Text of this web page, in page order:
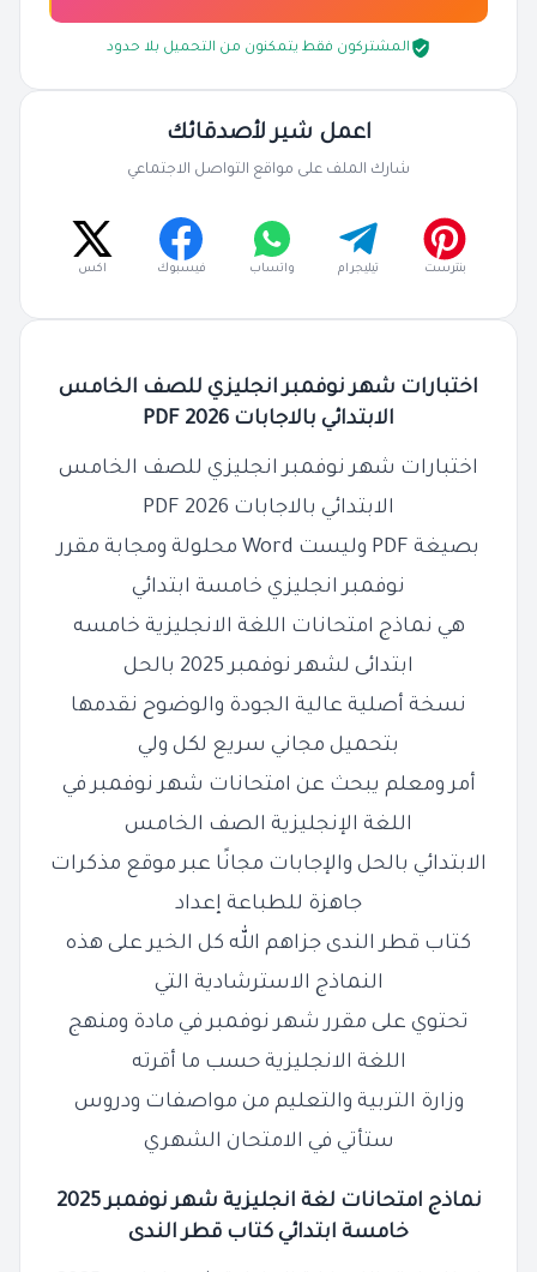
اختبارات شهر نوفمبر انجليزي للصف الخامس
الابتدائي بالاجابات 2026 PDF
اختبارات شهر نوفمبر انجليزي للصف الخامس
الابتدائي بالاجابات 2026 PDF
بصيغة PDF وليست Word محلولة ومجابة مقرر
نوفمبر انجليزي خامسة ابتدائي
هي نماذج امتحانات اللغة الانجليزية خامسه
ابتدائى لشهر نوفمبر 2025 بالحل
نسخة أصلية عالية الجودة والوضوح نقدمها
بتحميل مجاني سريع لكل ولي
أمر ومعلم يبحث عن امتحانات شهر نوفمبر في
اللغة الإنجليزية الصف الخامس
الابتدائي بالحل والإجابات مجانًا عبر موقع مذكرات
جاهزة للطباعة إعداد
كتاب قطر الندى جزاهم الله كل الخير على هذه
النماذج الاسترشادية التي
تحتوي على مقرر شهر نوفمبر في مادة ومنهج
اللغة الانجليزية حسب ما أقرته
وزارة التربية والتعليم من مواصفات ودروس
ستأتي في الامتحان الشهري
نماذج امتحانات لغة انجليزية شهرنوفمبر 2025
خامسة ابتدائي كتاب قطر الندى
المشتركون فقط يتمكنون من التحميل بلا حدود
اعمل شير لأصدقائك
شارك الملف على مواقع التواصل الاجتماعي
بنترست تيليجرام واتساب فيسبوك اكس